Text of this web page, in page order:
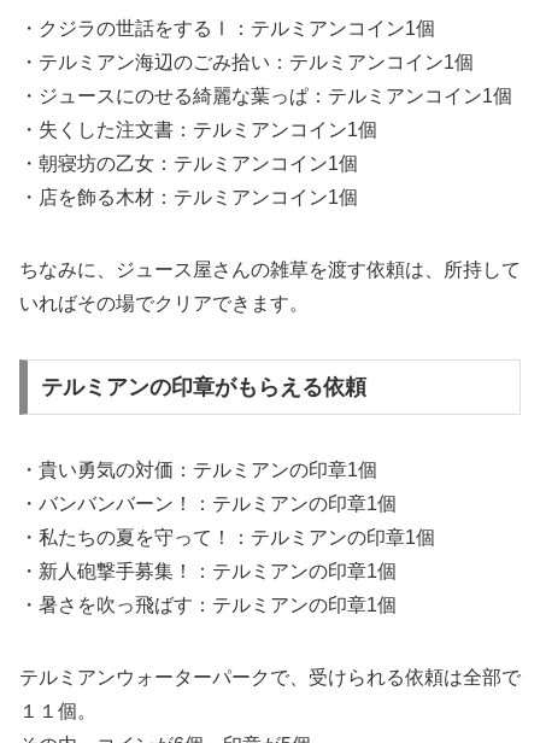
・クジラの世話をするⅠ：テルミアンコイン1個
・テルミアン海辺のごみ拾い：テルミアンコイン1個
・ジュースにのせる綺麗な葉っぱ：テルミアンコイン1個
・失くした注文書：テルミアンコイン1個
・朝寝坊の乙女：テルミアンコイン1個
・店を飾る木材：テルミアンコイン1個
ちなみに、ジュース屋さんの雑草を渡す依頼は、所持して
いればその場でクリアできます。
テルミアンの印章がもらえる依頼
・貴い勇気の対価：テルミアンの印章1個
・バンバンバーン！：テルミアンの印章1個
・私たちの夏を守って！：テルミアンの印章1個
・新人砲撃手募集！：テルミアンの印章1個
・暑さを吹っ飛ばす：テルミアンの印章1個
テルミアンウォーターパークで、受けられる依頼は全部で
１１個。